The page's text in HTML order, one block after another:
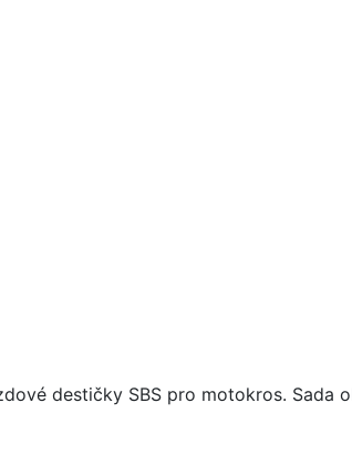
destičky SBS pro motokros. Sada